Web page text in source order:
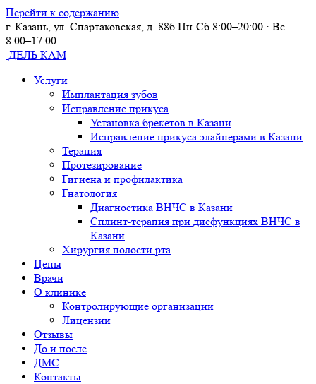
Перейти к содержанию
г. Казань, ул. Спартаковская, д. 88б Пн-Сб 8:00–20:00 · Вс
8:00–17:00
ДЕЛЬ КАМ
Услуги
Имплантация зубов
Исправление прикуса
Установка брекетов в Казани
Исправление прикуса элайнерами в Казани
Терапия
Протезирование
Гигиена и профилактика
Гнатология
Диагностика ВНЧС в Казани
Сплинт-терапия при дисфункциях ВНЧС в
Казани
Хирургия полости рта
Цены
Врачи
О клинике
Контролирующие организации
Лицензии
Отзывы
До и после
ДМС
Контакты